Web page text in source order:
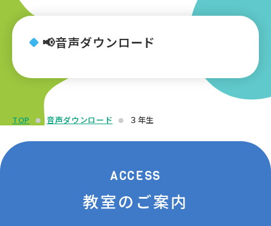
📢音声ダウンロード
TOP 音声ダウンロード ３年生
ACCESS
教室のご案内